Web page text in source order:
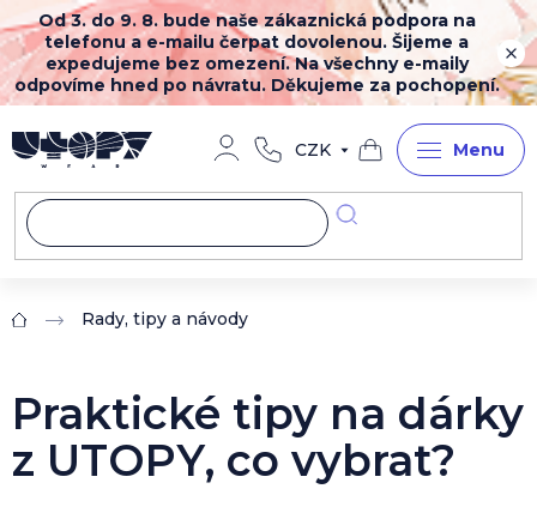
Přejít
na
obsah
Od 3. do 9. 8. bude naše zákaznická podpora na
telefonu a e-mailu čerpat dovolenou. Šijeme a
expedujeme bez omezení. Na všechny e-maily
odpovíme hned po návratu. Děkujeme za pochopení.
CZK
Nákupní
košík
Domů Rady, tipy a návody
Praktické tipy na dárky
z UTOPY, co vybrat?